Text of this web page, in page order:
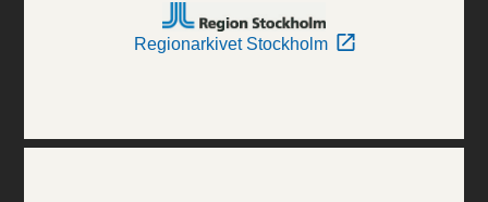
Regionarkivet Stockholm